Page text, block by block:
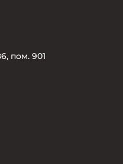
пом. 901